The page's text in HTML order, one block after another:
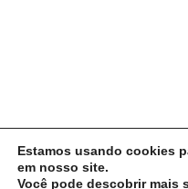
Estamos usando cookies
em nosso site.
Você pode descobrir mais